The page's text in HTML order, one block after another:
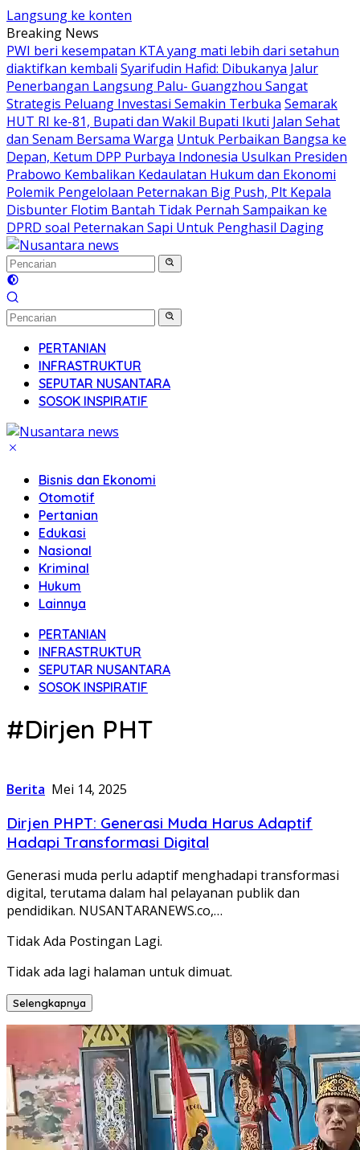
Langsung ke konten
Breaking News
PWI beri kesempatan KTA yang mati lebih dari setahun
diaktifkan kembali Syarifudin Hafid: Dibukanya Jalur
Penerbangan Langsung Palu- Guangzhou Sangat
Strategis Peluang Investasi Semakin Terbuka Semarak
HUT RI ke-81, Bupati dan Wakil Bupati Ikuti Jalan Sehat
dan Senam Bersama Warga Untuk Perbaikan Bangsa ke
Depan, Ketum DPP Purbaya Indonesia Usulkan Presiden
Prabowo Kembalikan Kedaulatan Hukum dan Ekonomi
Polemik Pengelolaan Peternakan Big Push, Plt Kepala
Disbunter Flotim Bantah Tidak Pernah Sampaikan ke
DPRD soal Peternakan Sapi Untuk Penghasil Daging
PERTANIAN
INFRASTRUKTUR
SEPUTAR NUSANTARA
SOSOK INSPIRATIF
Bisnis dan Ekonomi
Otomotif
Pertanian
Edukasi
Nasional
Kriminal
Hukum
Lainnya
PERTANIAN
INFRASTRUKTUR
SEPUTAR NUSANTARA
SOSOK INSPIRATIF
#Dirjen PHT
Berita Mei 14, 2025
Dirjen PHPT: Generasi Muda Harus Adaptif
Hadapi Transformasi Digital
Generasi muda perlu adaptif menghadapi transformasi
digital, terutama dalam hal pelayanan publik dan
pendidikan. NUSANTARANEWS.co,…
Tidak Ada Postingan Lagi.
Tidak ada lagi halaman untuk dimuat.
Selengkapnya